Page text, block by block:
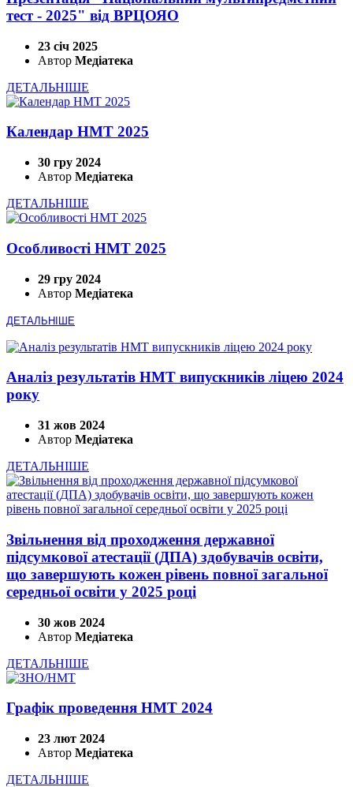
тест - 2025" від ВРЦОЯО
23 січ 2025
Автор Медіатека
ДЕТАЛЬНІШЕ
Календар НМТ 2025
30 гру 2024
Автор Медіатека
ДЕТАЛЬНІШЕ
Особливості НМТ 2025
29 гру 2024
Автор Медіатека
ДЕТАЛЬНІШЕ
Аналіз результатів НМТ випускників ліцею 2024
року
31 жов 2024
Автор Медіатека
ДЕТАЛЬНІШЕ
Звільнення від проходження державної
підсумкової атестації (ДПА) здобувачів освіти,
що завершують кожен рівень повної загальної
середньої освіти у 2025 році
30 жов 2024
Автор Медіатека
ДЕТАЛЬНІШЕ
Графік проведення НМТ 2024
23 лют 2024
Автор Медіатека
ДЕТАЛЬНІШЕ